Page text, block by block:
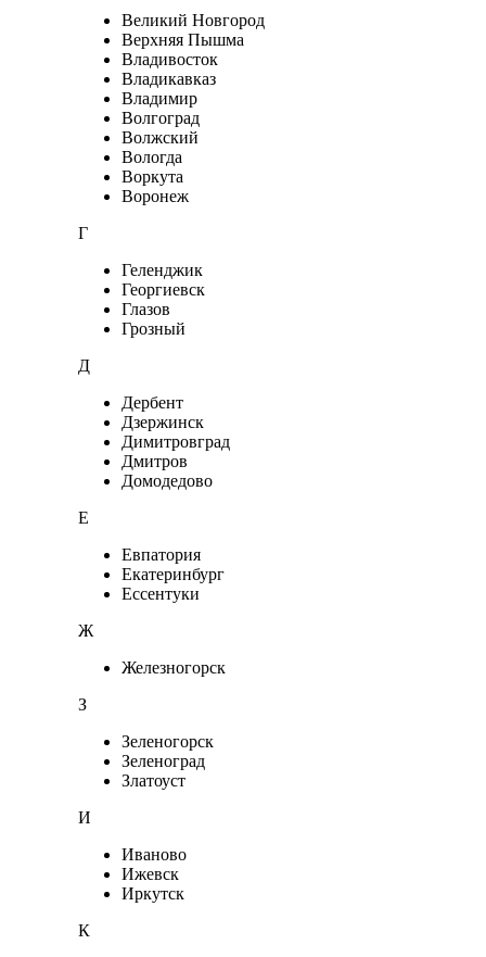
Великий Новгород
Верхняя Пышма
Владивосток
Владикавказ
Владимир
Волгоград
Волжский
Вологда
Воркута
Воронеж
Г
Геленджик
Георгиевск
Глазов
Грозный
Д
Дербент
Дзержинск
Димитровград
Дмитров
Домодедово
Е
Евпатория
Екатеринбург
Ессентуки
Ж
Железногорск
З
Зеленогорск
Зеленоград
Златоуст
И
Иваново
Ижевск
Иркутск
К